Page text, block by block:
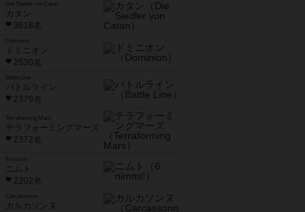
Die Siedler von Catan
カタン
3618名
ドミニオン
2530名
Battle Line
バトルライン
2379名
Terraforming Mars
テラフォーミングマーズ
2372名
ニムト
2202名
Carcassonne
カルカソンヌ